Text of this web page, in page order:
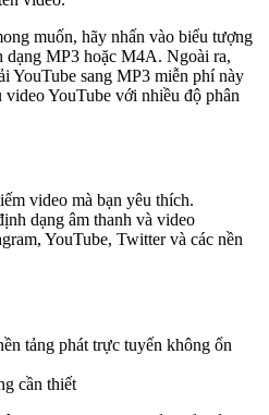
muốn, hãy nhấn vào biểu tượng
dạng MP3 hoặc M4A. Ngoài ra,
YouTube sang MP3 miễn phí này
YouTube với nhiều độ phân
video mà bạn yêu thích.
dạng âm thanh và video
YouTube, Twitter và các nền
tảng phát trực tuyến không ổn
cần thiết